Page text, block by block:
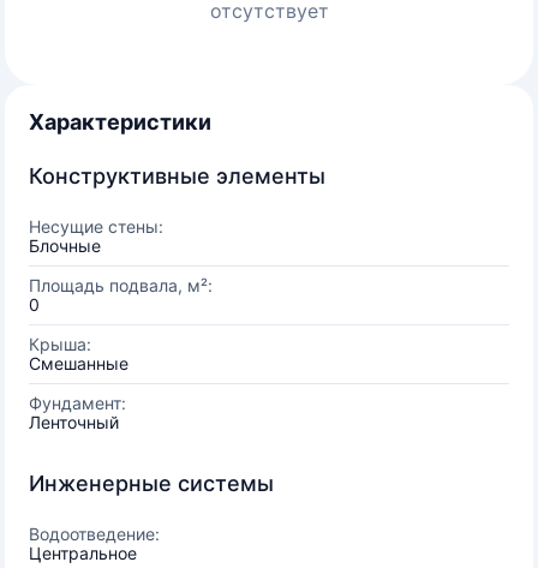
отсутствует
Характеристики
Конструктивные элементы
Несущие стены:
Блочные
Площадь подвала, м²:
0
Крыша:
Смешанные
Фундамент:
Ленточный
Инженерные системы
Водоотведение:
Центральное